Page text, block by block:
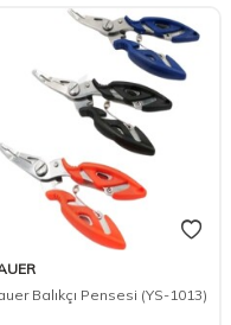
Balıkçı Pensesi (YS-1013)